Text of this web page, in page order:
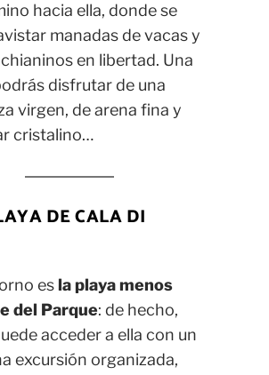
hacia ella, donde se
manadas de vacas y
en libertad. Una
disfrutar de una
virgen, de arena fina y
cristalino…
DE CALA DI
esla playa menos
del Parque: de hecho,
acceder a ella con un
excursión organizada,